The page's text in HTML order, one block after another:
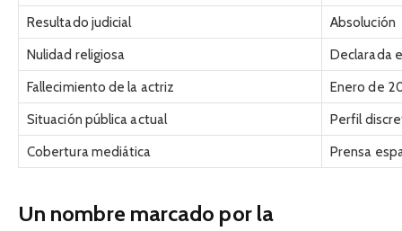
Resultado judicial
Absolución
Nulidad religiosa
Declarada
Fallecimiento de la actriz
Enero de
Situación pública actual
Perfil
Cobertura mediática
Prensa
Un nombre marcado por la